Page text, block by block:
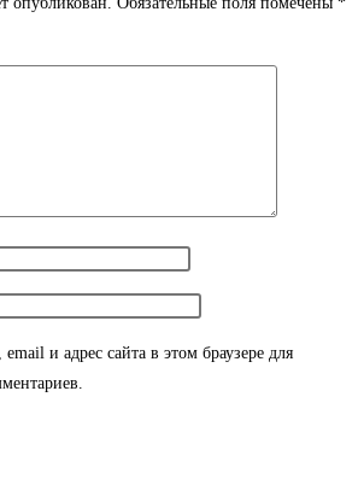
и адрес сайта в этом браузере для